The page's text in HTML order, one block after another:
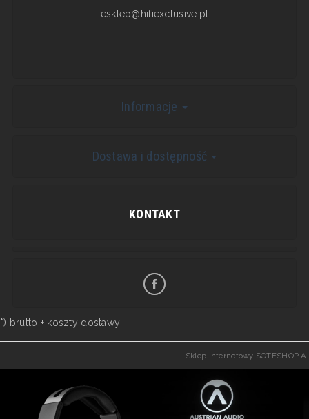
esklep@hifiexclusive.pl
Informacje
Dostawa i dostępność
KONTAKT
*) brutto + koszty dostawy
Sklep internetowy SOTESHOP AI